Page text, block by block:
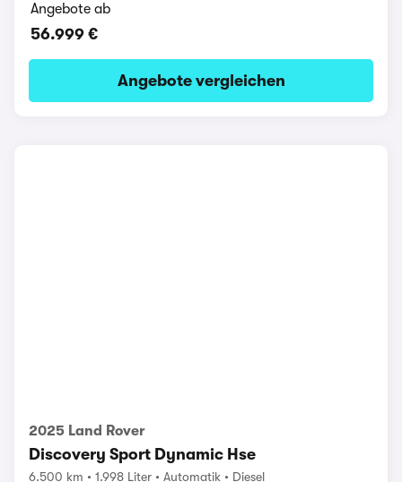
Angebote ab
56.999 €
Angebote vergleichen
2025 Land Rover
Discovery Sport Dynamic Hse
6.500 km 1.998 Liter Automatik Diesel